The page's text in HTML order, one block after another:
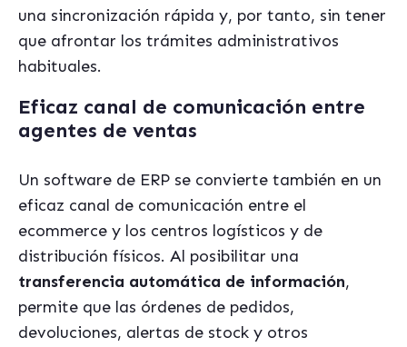
una sincronización rápida y, por tanto, sin tener
que afrontar los trámites administrativos
habituales.
Eficaz canal de comunicación entre
agentes de ventas
Un software de ERP se convierte también en un
eficaz canal de comunicación entre el
ecommerce y los centros logísticos y de
distribución físicos. Al posibilitar una
transferencia automática de información,
permite que las órdenes de pedidos,
devoluciones, alertas de stock y otros